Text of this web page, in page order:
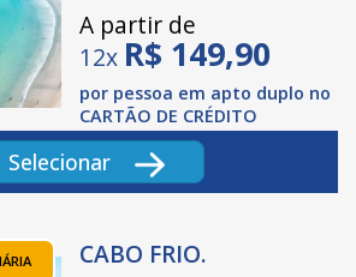
A partir de
12x R$ 149,90
por pessoa em apto duplo no
CARTÃO DE CRÉDITO
Selecionar
CABO FRIO.